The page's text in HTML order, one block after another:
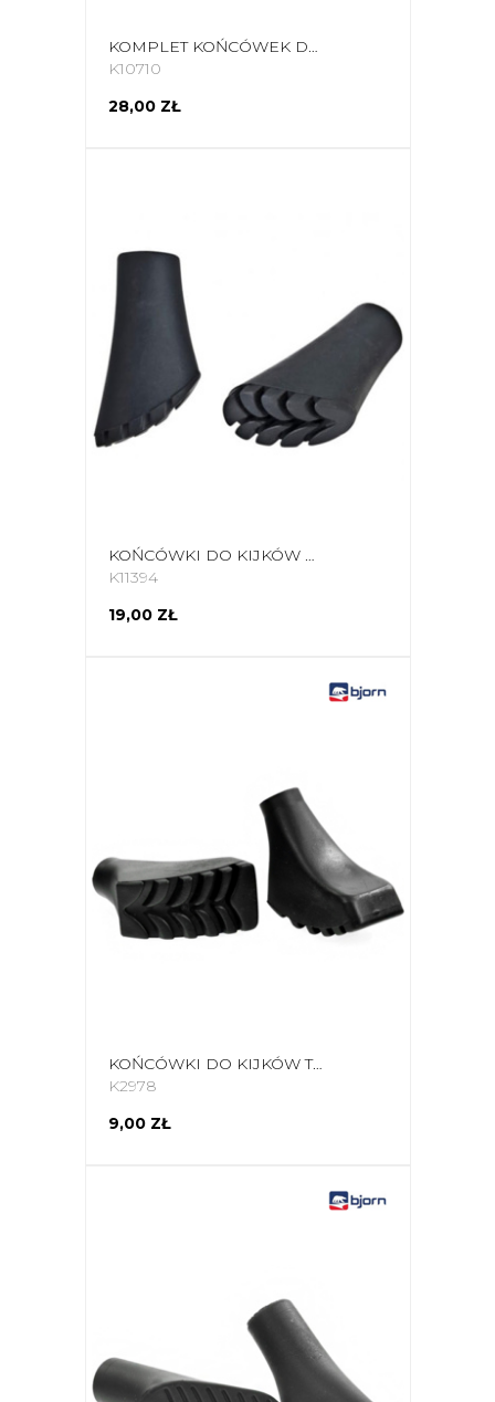
KOMPLET KOŃCÓWEK DO KIJKÓW VIKING CZARNY 666-17-4004-09-UNI
K10710
28,00 ZŁ
KOŃCÓWKI DO KIJKÓW NORDIC WALKING VIPOLE R1006
K11394
19,00 ZŁ
KOŃCÓWKI DO KIJKÓW TREKKINGOWYCH BJORN BUCIKI 1180 2SZT T1
K2978
9,00 ZŁ